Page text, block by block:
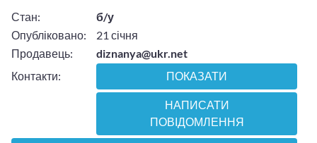
Стан:
б/у
Опубліковано:
21 січня
Продавець:
diznanya@ukr.net
Контакти:
ПОКАЗАТИ
НАПИСАТИ
ПОВІДОМЛЕННЯ